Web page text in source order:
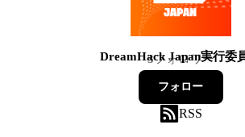
DreamHack Japan実行委
3フォロワー
フォロー
RSS